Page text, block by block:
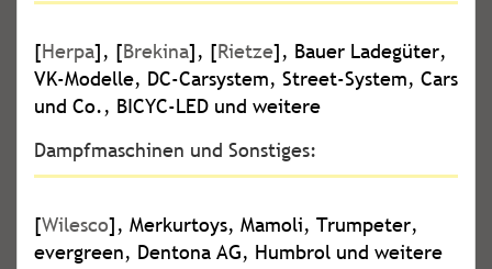
[Herpa], [Brekina], [Rietze], Bauer Ladegüter,
VK-Modelle, DC-Carsystem, Street-System, Cars
und Co., BICYC-LED und weitere
Dampfmaschinen und Sonstiges:
[Wilesco], Merkurtoys, Mamoli, Trumpeter,
evergreen, Dentona AG, Humbrol und weitere